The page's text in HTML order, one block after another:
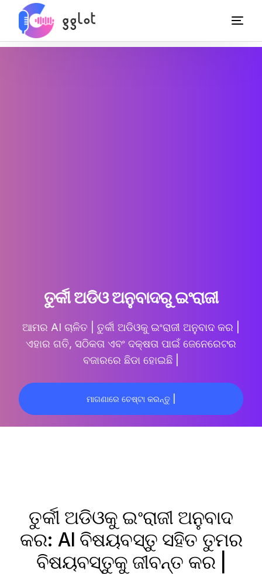
ତୁର୍କୀ ଅଡିଓ ଅନୁବାଦରୁ ଇଂରାଜୀ
ଆମର AI ଚାଳିତ | ତୁର୍କୀ ଅଡିଓକୁ ଇଂରାଜୀ ଅନୁବାଦ କର |
ଏହାର ଗତି, ସଠିକତା ଏବଂ ଦକ୍ଷତା ପାଇଁ ଜେନେରେଟର
ବଜାରରେ ଛିଡା ହୋଇଛି |
ମାଗଣାରେ ଚେଷ୍ଟା କରନ୍ତୁ |
ତୁର୍କୀ ଅଡିଓକୁ ଇଂରାଜୀ ଅନୁବାଦ
କର: AI ବିଷୟବସ୍ତୁ ସହିତ ତୁମର
ବିଷୟବସ୍ତୁକୁ ଜୀବନ୍ତ କର |